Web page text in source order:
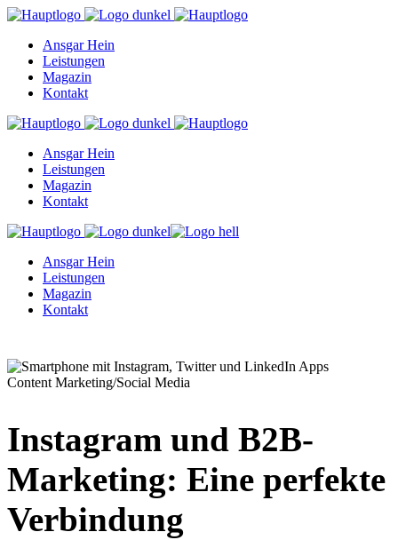
Ansgar Hein
Leistungen
Magazin
Kontakt
Ansgar Hein
Leistungen
Magazin
Kontakt
Ansgar Hein
Leistungen
Magazin
Kontakt
Content Marketing/Social Media
Instagram und B2B-
Marketing: Eine perfekte
Verbindung